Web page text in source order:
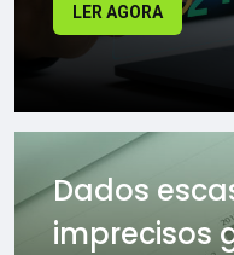
LER AGORA
Dados
imprecisos